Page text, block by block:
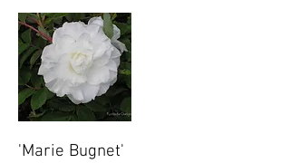
'Marie Bugnet'